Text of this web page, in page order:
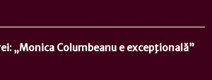
„Monica Columbeanu e excepţională”